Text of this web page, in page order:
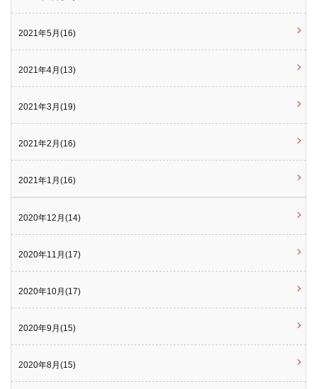
2021年5月(16)
2021年4月(13)
2021年3月(19)
2021年2月(16)
2021年1月(16)
2020年12月(14)
2020年11月(17)
2020年10月(17)
2020年9月(15)
2020年8月(15)